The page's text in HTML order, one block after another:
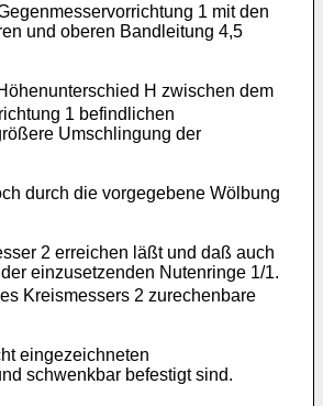
1 mit den
und oberen Bandleitung 4,5
H zwischen dem
1 befindlichen
Umschlingung der
durch die vorgegebene Wölbung
2 erreichen läßt und daß auch
einzusetzenden Nutenringe 1/1.
Kreismessers 2 zurechenbare
eingezeichneten
schwenkbar befestigt sind.